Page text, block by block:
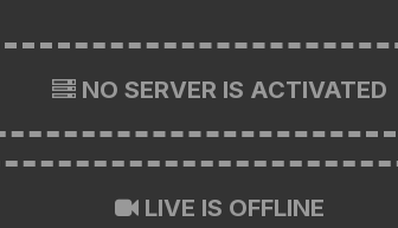
NO SERVER IS ACTIVATED
LIVE IS OFFLINE